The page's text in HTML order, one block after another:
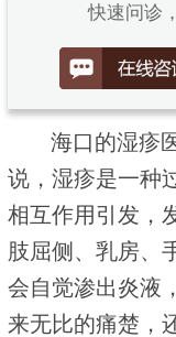
快速问诊
海口的湿疹
说，湿疹是一种
相互作用引发，
肢屈侧、乳房、
会自觉渗出炎液
来无比的痛楚，